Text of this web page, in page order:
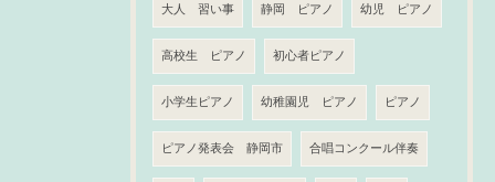
大人 習い事 静岡 ピアノ 幼児 ピアノ
高校生 ピアノ 初心者ピアノ
小学生ピアノ 幼稚園児 ピアノ ピアノ
ピアノ発表会 静岡市 合唱コンクール伴奏